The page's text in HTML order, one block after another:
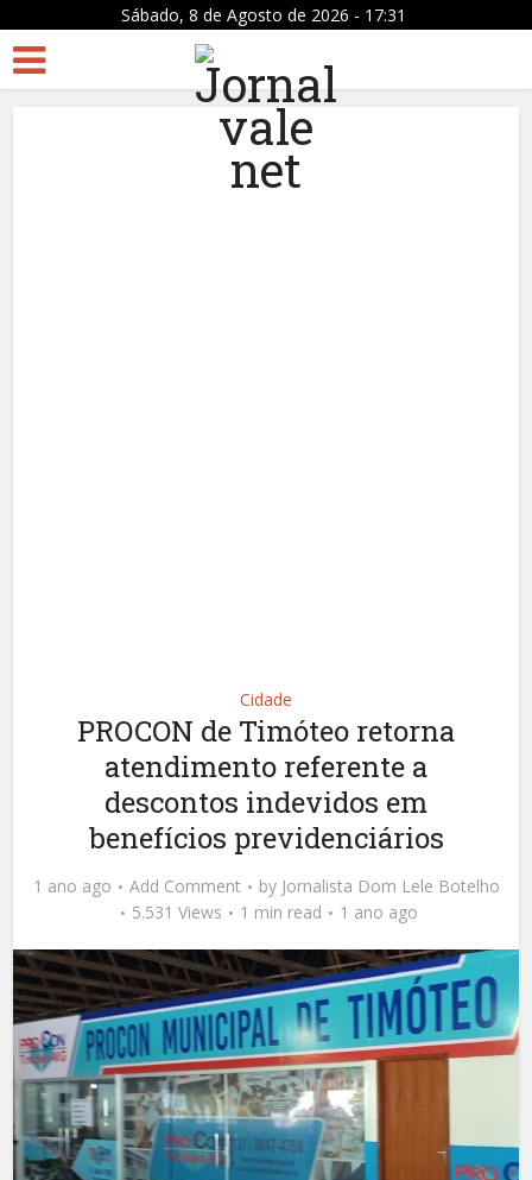
Sábado, 8 de Agosto de 2026 - 17:31
Cidade
PROCON de Timóteo retorna
atendimento referente a
descontos indevidos em
benefícios previdenciários
1 ano ago Add Comment by Jornalista Dom Lele Botelho
5.531 Views
1 min read 1 ano ago